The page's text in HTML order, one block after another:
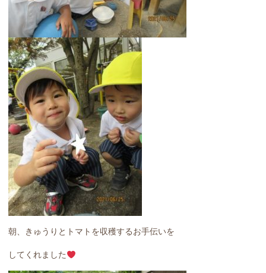
朝、きゅうりとトマトを収穫するお手伝いを
してくれました